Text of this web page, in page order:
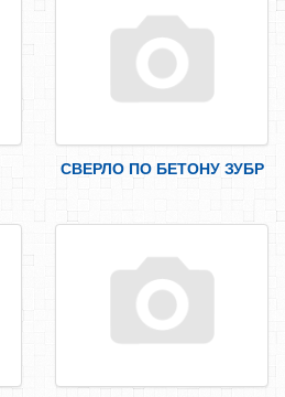
СВЕРЛО ПО БЕТОНУ ЗУБР